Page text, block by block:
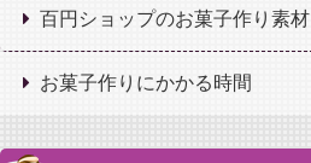
百円ショップのお菓子作り素材
お菓子作りにかかる時間